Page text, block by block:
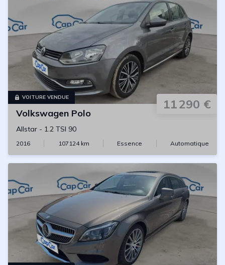
VOITURE VENDUE 11 290 €
Volkswagen Polo
Allstar - 1.2 TSI 90
2016 107124km Essence Automatique